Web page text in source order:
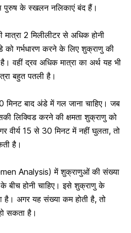
पुरुष के स्खलन नलिकाएं बंद हैं।
मात्रा 2 मिलीलीटर से अधिक होनी
को गर्भधारण करने के लिए शुक्राणु की
वहीं द्रव अधिक मात्रा का अर्थ यह भी
बहुत पतली है।
मिनट बाद अंडे में गल जाना चाहिए। जब
लिक्विड करने की क्षमता शुक्राणु को
वीर्य 15 से 30 मिनट में नहीं घुलता,तो
है।
Analysis) में शुक्राणुओं की संख्या
बीच होनी चाहिए। इसे शुक्राणु के
है। अगर यह संख्या कम होती है,तो
सकता है।